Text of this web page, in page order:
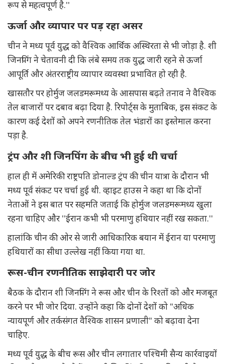
रूप से महत्वपूर्ण है.''
ऊर्जा और व्यापार पर पड़ रहा असर
चीन ने मध्य पूर्व युद्ध को वैश्विक आर्थिक अस्थिरता से भी जोड़ा है. शी
जिनपिंग ने चेतावनी दी कि लंबे समय तक युद्ध जारी रहने से ऊर्जा
आपूर्ति और अंतरराष्ट्रीय व्यापार व्यवस्था प्रभावित हो रही है.
खासतौर पर होर्मुज जलडमरूमध्य के आसपास बढ़ते तनाव ने वैश्विक
तेल बाजारों पर दबाव बढ़ा दिया है. रिपोर्ट्स के मुताबिक, इस संकट के
कारण कई देशों को अपने रणनीतिक तेल भंडारों का इस्तेमाल करना
पड़ा है.
ट्रंप और शी जिनपिंग के बीच भी हुई थी चर्चा
हाल ही में अमेरिकी राष्ट्रपति डोनाल्ड ट्रंप की चीन यात्रा के दौरान भी
मध्य पूर्व संकट पर चर्चा हुई थी. व्हाइट हाउस ने कहा था कि दोनों
नेताओं ने इस बात पर सहमति जताई कि होर्मुज जलडमरूमध्य खुला
रहना चाहिए और ''ईरान कभी भी परमाणु हथियार नहीं रख सकता.''
हालांकि चीन की ओर से जारी आधिकारिक बयान में ईरान या परमाणु
हथियारों का सीधा उल्लेख नहीं किया गया था.
रूस-चीन रणनीतिक साझेदारी पर जोर
बैठक के दौरान शी जिनपिंग ने रूस और चीन के रिश्तों को और मजबूत
करने पर भी जोर दिया. उन्होंने कहा कि दोनों देशों को "अधिक
न्यायपूर्ण और तर्कसंगत वैश्विक शासन प्रणाली" को बढ़ावा देना
चाहिए.
मध्य पूर्व युद्ध के बीच रूस और चीन लगातार पश्चिमी सैन्य कार्रवाइयों